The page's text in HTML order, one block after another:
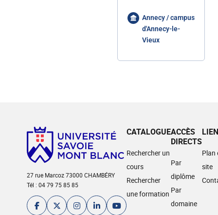
Annecy / campus
d'Annecy-le-
Vieux
27 rue Marcoz 73000 CHAMBÉRY
Tél : 04 79 75 85 85
CATALOGUE
Rechercher un
cours
Rechercher
une formation
ACCÈS
DIRECTS
Par
diplôme
Par
domaine
Plan
site